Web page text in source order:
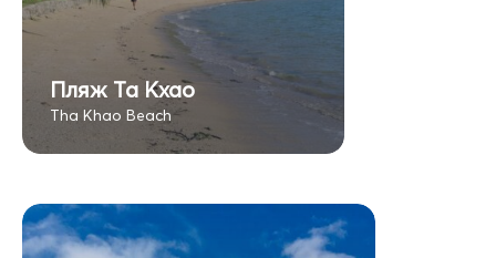
Пляж Та Кхао
Tha Khao Beach